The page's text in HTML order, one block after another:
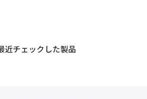
近チェックした製品